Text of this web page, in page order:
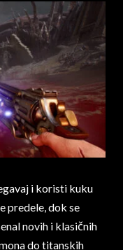
i koristi kuku
predele, dok se
novih i klasičnih
do titanskih